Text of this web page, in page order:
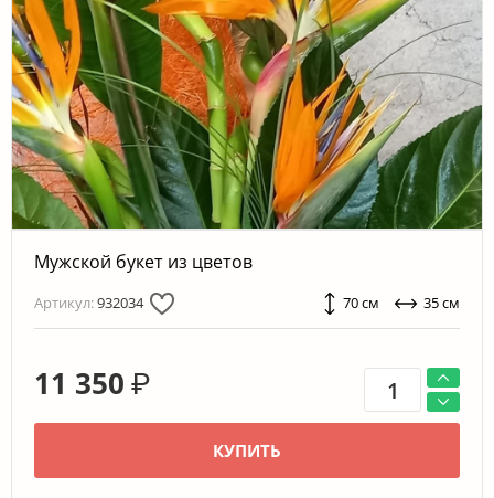
Мужской букет из цветов
Артикул:932034 70 см 35 см
11 350 ₽
КУПИТЬ